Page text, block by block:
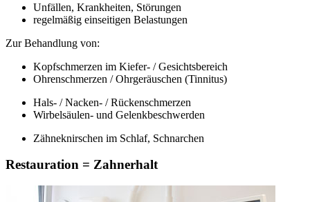
Unfällen, Krankheiten, Störungen
regelmäßig einseitigen Belastungen
Zur Behandlung von:
Kopfschmerzen im Kiefer- / Gesichtsbereich
Ohrenschmerzen / Ohrgeräuschen (Tinnitus)
Hals- / Nacken- / Rückenschmerzen
Wirbelsäulen- und Gelenkbeschwerden
Zähneknirschen im Schlaf, Schnarchen
Restauration = Zahnerhalt